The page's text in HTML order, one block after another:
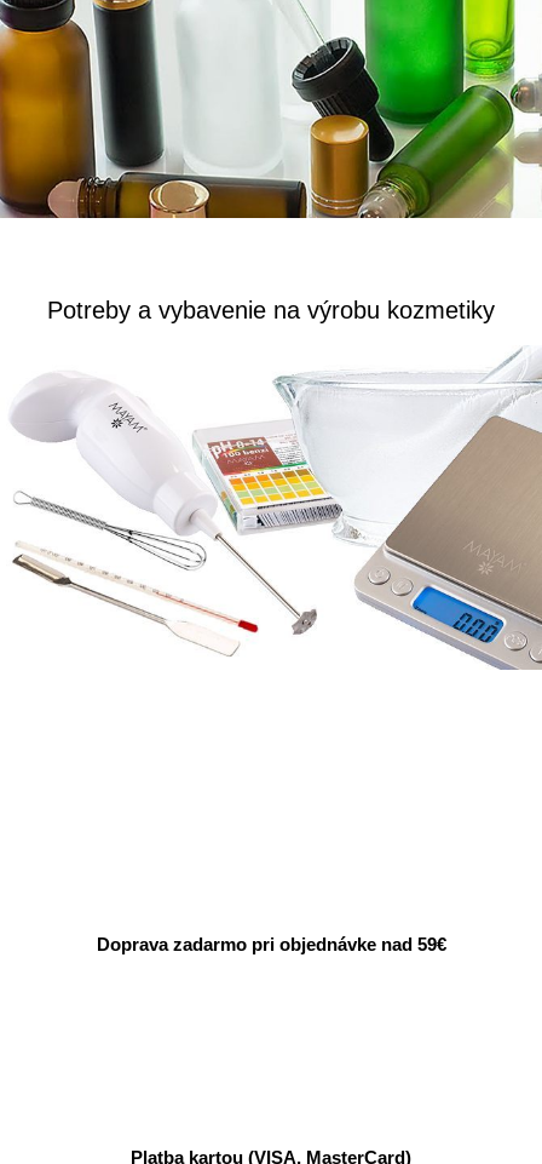
Potreby a vybavenie na výrobu kozmetiky
Doprava zadarmo pri objednávke nad 59€
Platba kartou (VISA, MasterCard)